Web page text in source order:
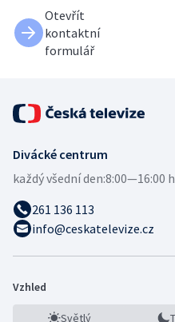
Otevřít
kontaktní
formulář
Divácké centrum
každý všední den:8:00—16:00
261 136 113
info@ceskatelevize.cz
Vzhled
Světlý